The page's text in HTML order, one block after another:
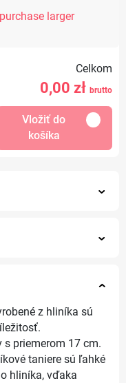
larger
Celkom
0,00 zł brutto
Vložiť do
košíka
z hliníka sú
s priemerom 17 cm.
taniere sú ľahké
hliníka, vďaka